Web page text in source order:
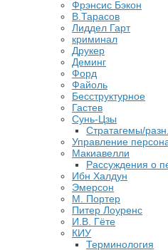
Фрэнсис Бэкон
В.Тарасов
Лиддел Гарт
криминал
Друкер
Деминг
Форд
Файоль
Бесструктурное
Гастев
Сунь-Цзы
Стратагемы/разн.
Управление
Макиавелли
Рассуждения о
Ибн Халдун
Эмерсон
М. Портер
Питер Лоуренс
И.В. Гёте
КИУ
Терминология